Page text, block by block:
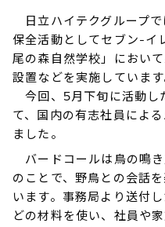
日立ハイテクグループ
保全活動としてセブン-イ
尾の森自然学校」におい
設置などを実施しています
今回、5月下旬に活動し
て、国内の有志社員によ
ました。
バードコールは鳥の鳴
のことで、野鳥との会話
います。事務局より送付
どの材料を使い、社員や